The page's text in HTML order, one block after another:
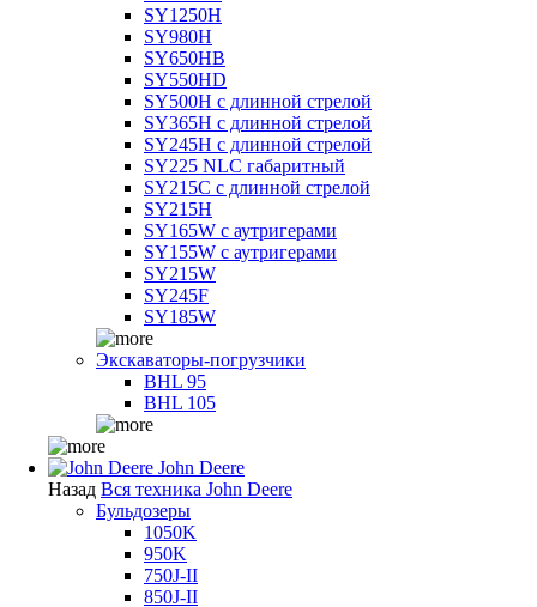
SY1250H
SY980H
SY650HB
SY550HD
SY500H с длинной стрелой
SY365H с длинной стрелой
SY245H с длинной стрелой
SY225 NLC габаритный
SY215C с длинной стрелой
SY215H
SY165W с аутригерами
SY155W с аутригерами
SY215W
SY245F
SY185W
Экскаваторы-погрузчики
BHL 95
BHL 105
John Deere
Назад Вся техника John Deere
Бульдозеры
1050K
950K
750J-II
850J-II